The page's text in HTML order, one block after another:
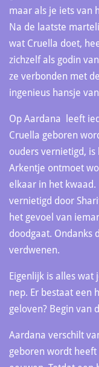
maar als je iets van
Na de laatste
wat Cruella doet,
zichzelf als godin
ze verbonden met
ingenieus hansje
Op Aardana leeft
Cruella geboren
ouders vernietigd, is
Arkentje ontmoet
elkaar in het
vernietigd door
het gevoel van
doodgaat. Ondanks
verdwenen.
Eigenlijk is alles wat
nep. Er bestaat een
geloven? Begin van
Aardana verschilt
geboren wordt